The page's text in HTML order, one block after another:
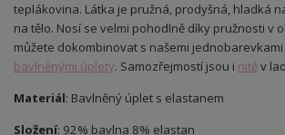
teplákovina. Látka je pružná, prodyšná, hladká
na tělo. Nosí se velmi pohodlně díky pružnosti v
můžete dokombinovat s našemi jednobarevkami
bavlněnými úplety. Samozřejmostí jsou i nitěv
Materiál: Bavlněný úplet s elastanem
Složení: 92% bavlna 8% elastan